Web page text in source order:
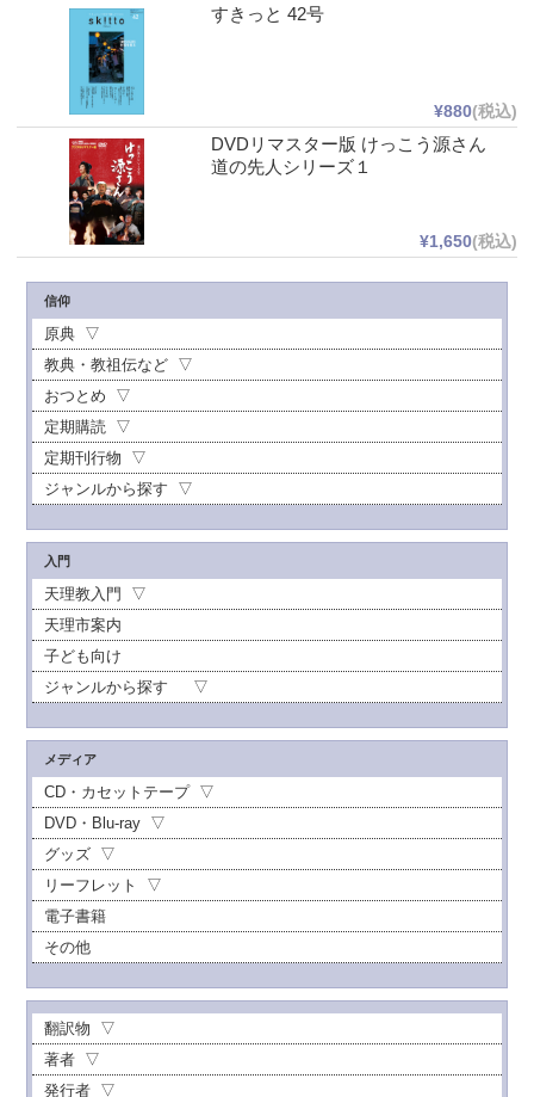
すきっと 42号
¥880(税込)
DVDリマスター版 けっこう源さん
道の先人シリーズ１
¥1,650(税込)
信仰
原典
教典・教祖伝など
おつとめ
定期購読
定期刊行物
ジャンルから探す
入門
天理教入門
天理市案内
子ども向け
ジャンルから探す
メディア
CD・カセットテープ
DVD・Blu-ray
グッズ
リーフレット
電子書籍
その他
翻訳物
著者
発行者